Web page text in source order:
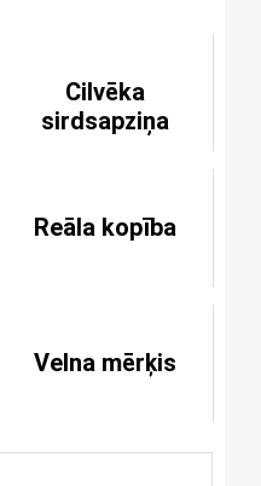
Cilvēka
sirdsapziņa
Reāla kopība
Velna mērķis